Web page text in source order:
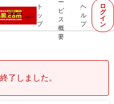
ト
ッ
プ
ー
ビ
ス
概
要
ヘ
ル
プ
ロ
グ
イ
ン
了しました。